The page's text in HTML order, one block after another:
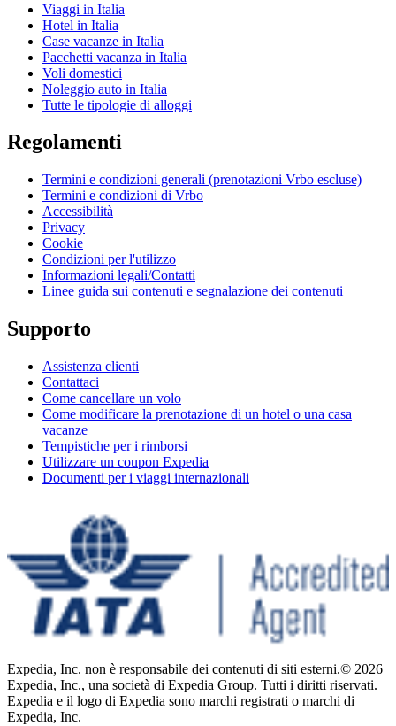
Viaggi in Italia
Hotel in Italia
Case vacanze in Italia
Pacchetti vacanza in Italia
Voli domestici
Noleggio auto in Italia
Tutte le tipologie di alloggi
Regolamenti
Termini e condizioni generali (prenotazioni Vrbo escluse)
Termini e condizioni di Vrbo
Accessibilità
Privacy
Cookie
Condizioni per l'utilizzo
Informazioni legali/Contatti
Linee guida sui contenuti e segnalazione dei contenuti
Supporto
Assistenza clienti
Contattaci
Come cancellare un volo
Come modificare la prenotazione di un hotel o una casa
vacanze
Tempistiche per i rimborsi
Utilizzare un coupon Expedia
Documenti per i viaggi internazionali
Expedia, Inc. non è responsabile dei contenuti di siti esterni.© 2026
Expedia, Inc., una società di Expedia Group. Tutti i diritti riservati.
Expedia e il logo di Expedia sono marchi registrati o marchi di
Expedia, Inc.